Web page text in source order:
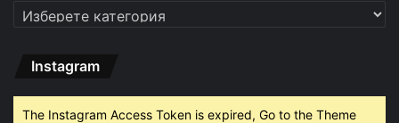
Категории
Instagram
The Instagram Access Token is expired, Go to the Theme